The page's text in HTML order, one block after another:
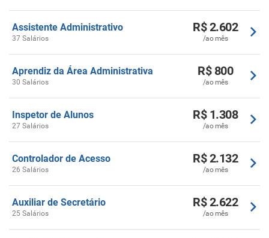
Assistente Administrativo
37 Salários
R$ 2.602
/ao mês
Aprendiz da Área Administrativa
30 Salários
R$ 800
/ao mês
Inspetor de Alunos
27 Salários
R$ 1.308
/ao mês
Controlador de Acesso
26 Salários
R$ 2.132
/ao mês
Auxiliar de Secretário
25 Salários
R$ 2.622
/ao mês